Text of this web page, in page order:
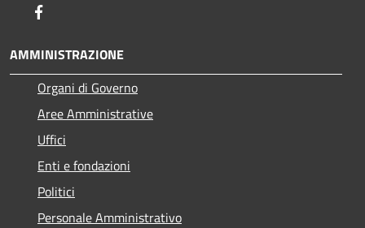
AMMINISTRAZIONE
Organi di Governo
Aree Amministrative
Uffici
Enti e fondazioni
Politici
Personale Amministrativo